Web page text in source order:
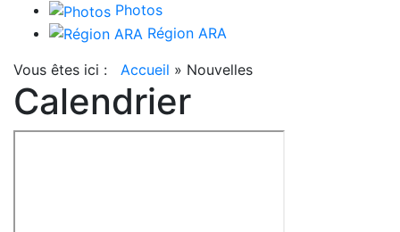
Photos
Région ARA
Vous êtes ici : Accueil » Nouvelles
Calendrier